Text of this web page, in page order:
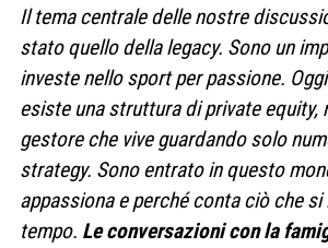
Il tema centrale delle nostre
stato quello della legacy. Sono un
investe nello sport per passione.
esiste una struttura di private equity,
gestore che vive guardando solo
strategy. Sono entrato in questo
appassiona e perché conta ciò che si
tempo. Le conversazioni con la